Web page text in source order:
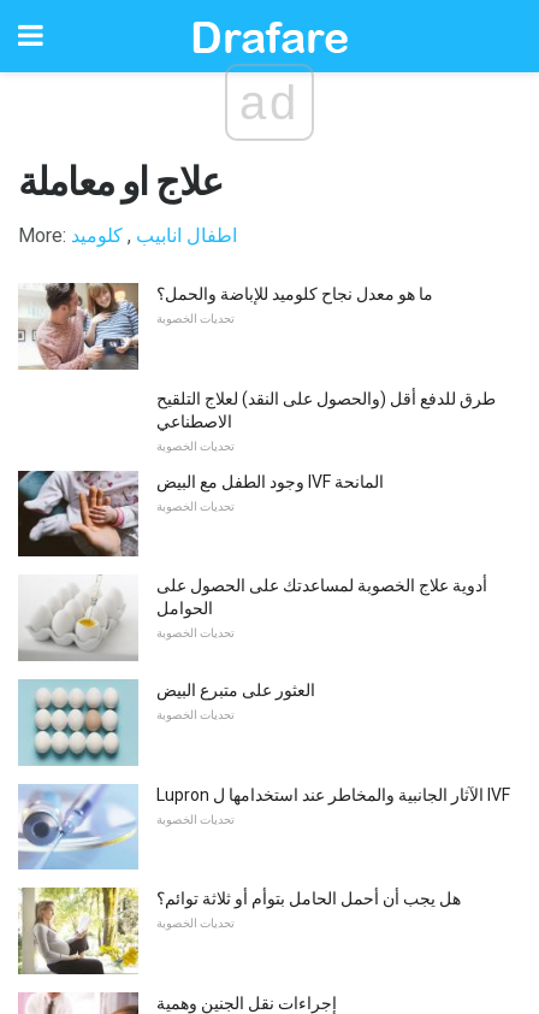
ad
علاج او معاملة
More: اطفال انابيب , كلوميد
ما هو معدل نجاح كلوميد للإباضة والحمل؟
تحديات الخصوبة
طرق للدفع أقل (والحصول على النقد) لعلاج التلقيح
الاصطناعي
تحديات الخصوبة
وجود الطفل مع البيض IVF المانحة
تحديات الخصوبة
أدوية علاج الخصوبة لمساعدتك على الحصول على
الحوامل
تحديات الخصوبة
العثور على متبرع البيض
تحديات الخصوبة
Lupron الآثار الجانبية والمخاطر عند استخدامها ل IVF
تحديات الخصوبة
هل يجب أن أحمل الحامل بتوأم أو ثلاثة توائم؟
تحديات الخصوبة
إجراءات نقل الجنين وهمية